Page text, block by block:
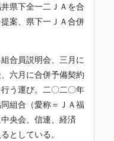
県下全一二ＪＡを合
案、県下一ＪＡ合併
合員説明会、三月に
六月に合併予備契約
う運び。二〇二〇年
組合（愛称＝ ＪＡ福
央会、信連、経済
としている。